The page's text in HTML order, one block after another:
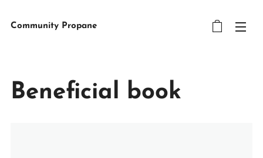
Community Propane
Beneficial book